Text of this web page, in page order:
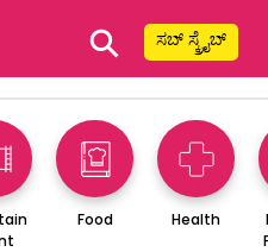
⚲ ಸಬ್ ಸ್ಕ್ರೈಬ್
Food Health